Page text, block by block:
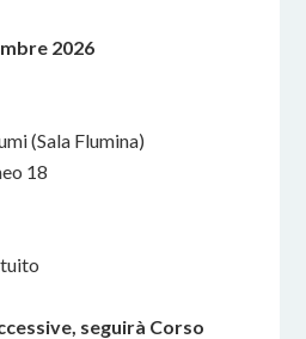
2026
(Sala Flumina)
18
seguirà Corso